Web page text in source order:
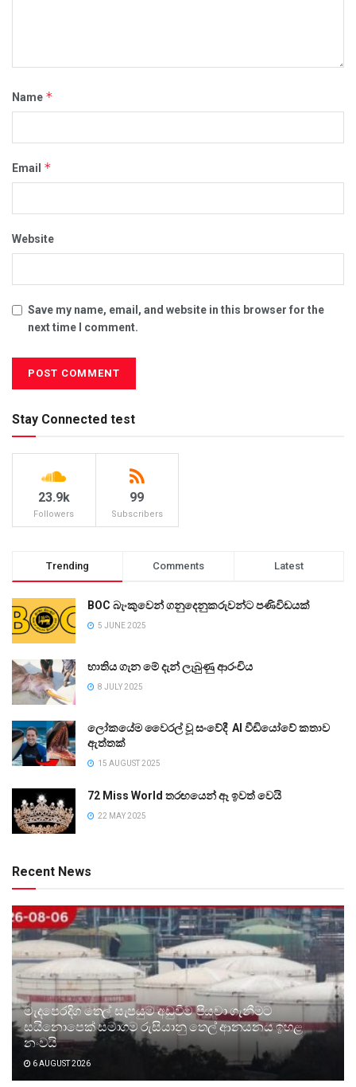
Name *
Email *
Website
Save my name, email, and website in this browser for the
next time I comment.
Stay Connected test
23.9k
Followers
99
Subscribers
Trending Comments Latest
BOC බැංකුවෙන් ගනුදෙනුකරුවන්ට පණිවිඩයක්
5 JUNE 2025
භාතිය ගැන මේ දැන් ලැබුණු ආරංචිය
8 JULY 2025
ලෝකයේම වෛරල් වූ සංවේදී AI වීඩියෝවේ කතාව
ඇත්තක්
15 AUGUST 2025
72 Miss World තරඟයෙන් ඈ ඉවත් වෙයි
22 MAY 2025
Recent News
මැදපෙරදිග තෙල් සැපයුම අඩුවීම පියවා ගැනීමට
සයිනොපෙක් සමාගම රුසියානු තෙල් ආනයනය ඉහළ
නංවයි
6 AUGUST 2026